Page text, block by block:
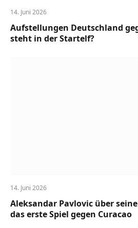
14. Juni 2026
Aufstellungen Deutschland
steht in der Startelf?
14. Juni 2026
Aleksandar Pavlovic über
das erste Spiel gegen Curacao